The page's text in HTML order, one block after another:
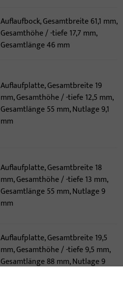
Auflaufbock, Gesamtbreite 61,1 mm,
Gesamthöhe / -tiefe 17,7 mm,
Gesamtlänge 46 mm
Auflaufplatte, Gesamtbreite 19
mm, Gesamthöhe / -tiefe 12,5 mm,
Gesamtlänge 55 mm, Nutlage 9,1
mm
Auflaufplatte, Gesamtbreite 18
mm, Gesamthöhe / -tiefe 13 mm,
Gesamtlänge 55 mm, Nutlage 9
mm
Auflaufplatte, Gesamtbreite 19,5
mm, Gesamthöhe / -tiefe 9,5 mm,
Gesamtlänge 88 mm, Nutlage 9